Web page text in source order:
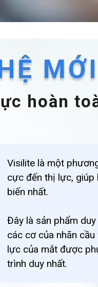
hoàn
Visilite là một
cực đến thị lực, giúp
biến nhất.
Đây là sản phẩm
các cơ của nhãn
lực của mắt được
trình duy nhất.